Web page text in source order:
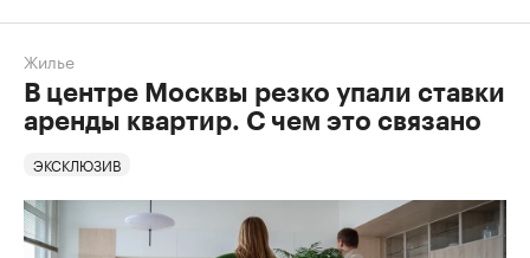
Жилье
В центре Москвы резко упали ставки
аренды квартир. С чем это связано
ЭКСКЛЮЗИВ